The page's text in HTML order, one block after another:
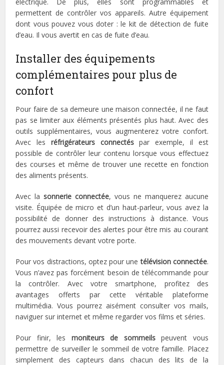
permettent de contrôler vos appareils. Autre équipement
dont vous pouvez vous doter : le kit de détection de fuite
d’eau. Il vous avertit en cas de fuite d’eau.
Installer des équipements
complémentaires pour plus de
confort
Pour faire de sa demeure une maison connectée, il ne faut
pas se limiter aux éléments présentés plus haut. Avec des
outils supplémentaires, vous augmenterez votre confort.
Avec les réfrigérateurs connectéspar exemple, il est
possible de contrôler leur contenu lorsque vous effectuez
des courses et même de trouver une recette en fonction
des aliments présents.
Avec lasonnerie connectée, vous ne manquerez aucune
visite. Équipée de micro et d’un haut-parleur, vous avez la
possibilité de donner des instructions à distance. Vous
pourrez aussi recevoir des alertes pour être mis au courant
des mouvements devant votre porte.
Pour vos distractions, optez pour unetélévision connectée.
Vous n’avez pas forcément besoin de télécommande pour
la contrôler. Avec votre smartphone, profitez des
avantages offerts par cette véritable plateforme
multimédia. Vous pourrez aisément consulter vos mails,
naviguer sur internet et même regarder vos films et séries.
Pour finir, les moniteurs de sommeilspeuvent vous
permettre de surveiller le sommeil de votre famille. Placez
simplement des capteurs dans chacun des lits de la